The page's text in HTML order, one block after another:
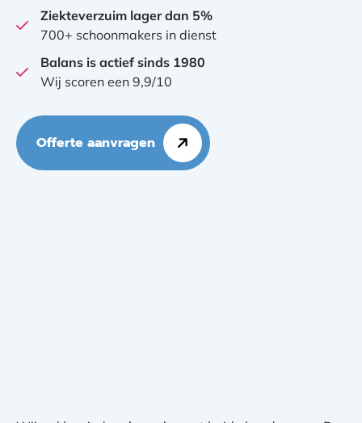
Ziekteverzuim lager dan 5%
700+ schoonmakers in dienst
Balans is actief sinds 1980
Wij scoren een 9,9/10
Offerte aanvragen